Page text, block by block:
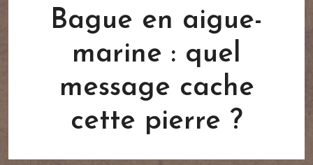
Bague en aigue-
marine : quel
message cache
cette pierre ?